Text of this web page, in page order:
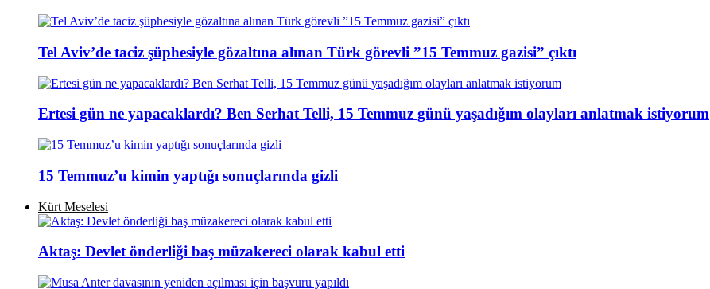
Tel Aviv’de taciz şüphesiyle gözaltına alınan Türk görevli ”15 Temmuz gazisi” çıktı
Ertesi gün ne yapacaklardı? Ben Serhat Telli, 15 Temmuz günü yaşadığım olayları anlatmak istiyorum
15 Temmuz’u kimin yaptığı sonuçlarında gizli
Kürt Meselesi
Aktaş: Devlet önderliği baş müzakereci olarak kabul etti